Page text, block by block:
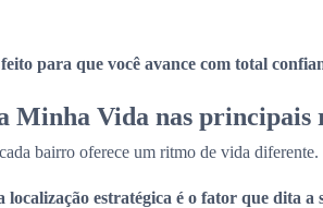
para que você avance com total
Minha Vida nas principais
bairro oferece um ritmo de vida diferente.
localização estratégica é o fator que dita a